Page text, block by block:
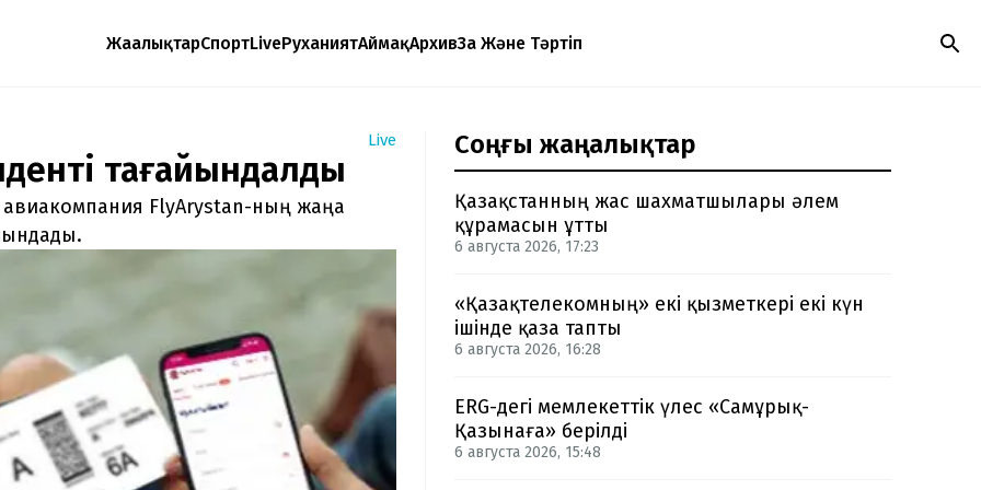
ЖаңалықтарСпортLiveРуханиятАймақАрхивЗаң Және Тәртіп
Live
тағайындалды
FlyArystan-ның жаңа
Соңғы жаңалықтар
Қазақстанның жас шахматшылары әлем
құрамасын ұтты
6 августа 2026, 17:23
«Қазақтелекомның» екі қызметкері екі күн
ішінде қаза тапты
6 августа 2026, 16:28
ERG-дегі мемлекеттік үлес «Самұрық-
Қазынаға» берілді
6 августа 2026, 15:48